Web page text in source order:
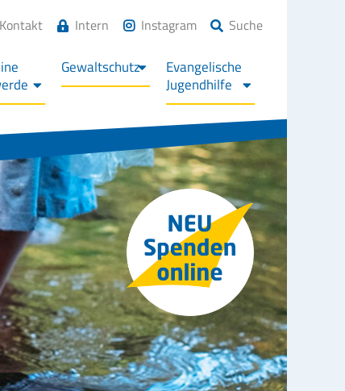
Kontakt Intern Instagram Suche
Gewaltschutz
Evangelische
Jugendhilfe